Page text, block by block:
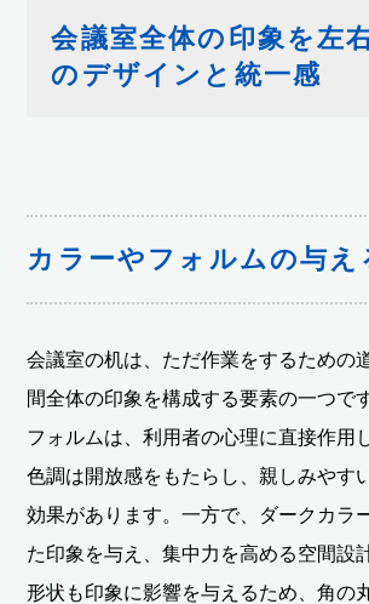
会議室全体の印象を左
のデザインと統一感
カラーやフォルムの与え
会議室の机は、ただ作業をするための
間全体の印象を構成する要素の一つで
フォルムは、利用者の心理に直接作用
色調は開放感をもたらし、親しみやす
効果があります。一方で、ダークカラ
た印象を与え、集中力を高める空間設
形状も印象に影響を与えるため、角の